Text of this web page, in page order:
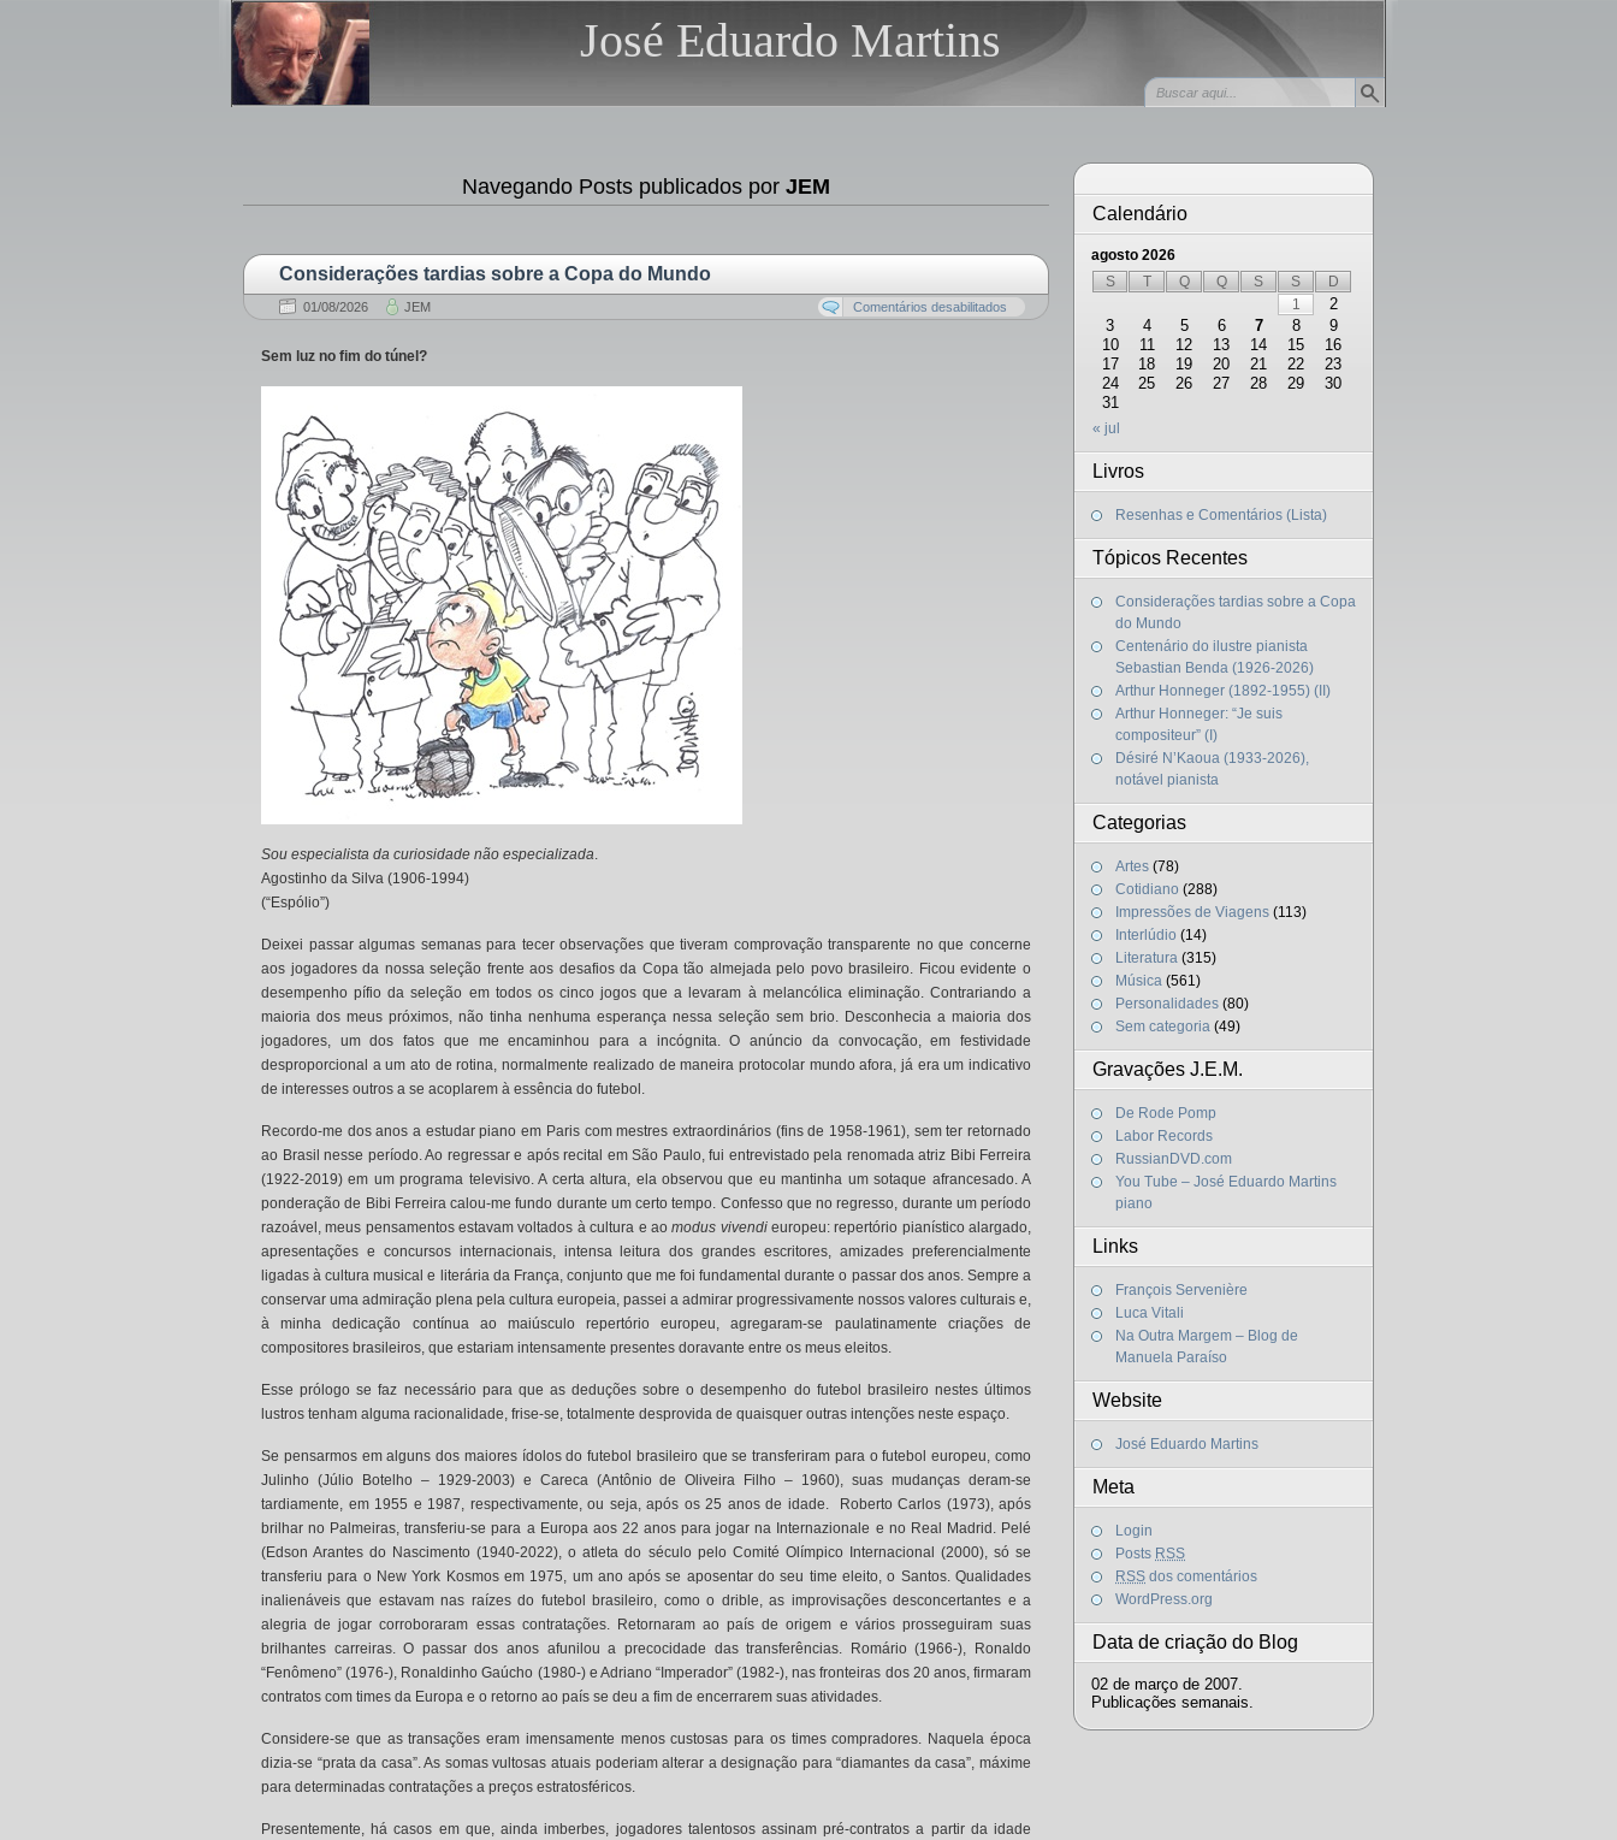
José Eduardo Martins
Navegando Posts publicados por JEM
Considerações tardias sobre a Copa do Mundo
01/08/2026 JEM Comentários desabilitados
Sem luz no fim do túnel?
Sou especialista da curiosidade não especializada.
Agostinho da Silva (1906-1994)
(“Espólio”)
Deixei passar algumas semanas para tecer observações que tiveram comprovação transparente no que concerne
aos jogadores da nossa seleção frente aos desafios da Copa tão almejada pelo povo brasileiro. Ficou evidente o
desempenho pífio da seleção em todos os cinco jogos que a levaram à melancólica eliminação. Contrariando a
maioria dos meus próximos, não tinha nenhuma esperança nessa seleção sem brio. Desconhecia a maioria dos
jogadores, um dos fatos que me encaminhou para a incógnita. O anúncio da convocação, em festividade
desproporcional a um ato de rotina, normalmente realizado de maneira protocolar mundo afora, já era um indicativo
de interesses outros a se acoplarem à essência do futebol.
Recordo-me dos anos a estudar piano em Paris com mestres extraordinários (fins de 1958-1961), sem ter retornado
ao Brasil nesse período. Ao regressar e após recital em São Paulo, fui entrevistado pela renomada atriz Bibi Ferreira
(1922-2019) em um programa televisivo. A certa altura, ela observou que eu mantinha um sotaque afrancesado. A
ponderação de Bibi Ferreira calou-me fundo durante um certo tempo. Confesso que no regresso, durante um período
razoável, meus pensamentos estavam voltados à cultura e aomodus vivendi europeu: repertório pianístico alargado,
apresentações e concursos internacionais, intensa leitura dos grandes escritores, amizades preferencialmente
ligadas à cultura musical e literária da França, conjunto que me foi fundamental durante o passar dos anos. Sempre a
conservar uma admiração plena pela cultura europeia, passei a admirar progressivamente nossos valores culturais e,
à minha dedicação contínua ao maiúsculo repertório europeu, agregaram-se paulatinamente criações de
compositores brasileiros, que estariam intensamente presentes doravante entre os meus eleitos.
Esse prólogo se faz necessário para que as deduções sobre o desempenho do futebol brasileiro nestes últimos
lustros tenham alguma racionalidade, frise-se, totalmente desprovida de quaisquer outras intenções neste espaço.
Se pensarmos em alguns dos maiores ídolos do futebol brasileiro que se transferiram para o futebol europeu, como
Julinho (Júlio Botelho – 1929-2003) e Careca (Antônio de Oliveira Filho – 1960), suas mudanças deram-se
tardiamente, em 1955 e 1987, respectivamente, ou seja, após os 25 anos de idade. Roberto Carlos (1973), após
brilhar no Palmeiras, transferiu-se para a Europa aos 22 anos para jogar na Internazionale e no Real Madrid. Pelé
(Edson Arantes do Nascimento (1940-2022), o atleta do século pelo Comité Olímpico Internacional (2000), só se
transferiu para o New York Kosmos em 1975, um ano após se aposentar do seu time eleito, o Santos. Qualidades
inalienáveis que estavam nas raízes do futebol brasileiro, como o drible, as improvisações desconcertantes e a
alegria de jogar corroboraram essas contratações. Retornaram ao país de origem e vários prosseguiram suas
brilhantes carreiras. O passar dos anos afunilou a precocidade das transferências. Romário (1966-), Ronaldo
“Fenômeno” (1976-), Ronaldinho Gaúcho (1980-) e Adriano “Imperador” (1982-), nas fronteiras dos 20 anos, firmaram
contratos com times da Europa e o retorno ao país se deu a fim de encerrarem suas atividades.
Considere-se que as transações eram imensamente menos custosas para os times compradores. Naquela época
dizia-se “prata da casa”. As somas vultosas atuais poderiam alterar a designação para “diamantes da casa”, máxime
para determinadas contratações a preços estratosféricos.
Presentemente, há casos em que, ainda imberbes, jogadores talentosos assinam pré-contratos a partir da idade
Calendário
agosto 2026
S
T Q Q S S D
« jul
1
2
3
4 5 6 7 8
9
10
11 12 13 14 15
16
17
18 19 20 21 22
23
24
25 26 27 28 29
30
31
Livros
Resenhas e Comentários (Lista)
Tópicos Recentes
Considerações tardias sobre a Copa
do Mundo
Centenário do ilustre pianista
Sebastian Benda (1926-2026)
Arthur Honneger (1892-1955) (II)
Arthur Honneger: “Je suis
compositeur” (I)
Désiré N’Kaoua (1933-2026),
notável pianista
Categorias
Artes (78)
Cotidiano (288)
Impressões de Viagens (113)
Interlúdio (14)
Literatura (315)
Música (561)
Personalidades (80)
Sem categoria (49)
Gravações J.E.M.
De Rode Pomp
Labor Records
RussianDVD.com
You Tube – José Eduardo Martins
piano
Links
François Servenière
Luca Vitali
Na Outra Margem – Blog de
Manuela Paraíso
Website
José Eduardo Martins
Meta
Login
Posts RSS
RSS dos comentários
WordPress.org
Data de criação do Blog
02 de março de 2007.
Publicações semanais.